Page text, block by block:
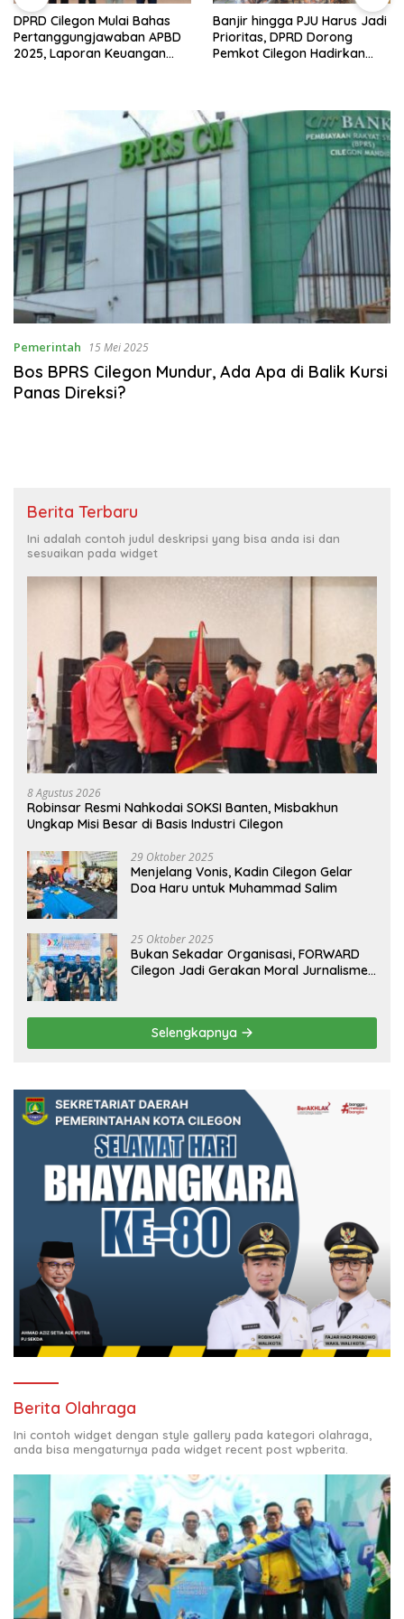
DPRD Cilegon Mulai Bahas
Pertanggungjawaban APBD
2025, Laporan Keuangan
Banjir hingga PJU Harus Jadi
Prioritas, DPRD Dorong
Pemkot Cilegon Hadirkan
Pemerintah 15 Mei 2025
Bos BPRS Cilegon Mundur, Ada Apa di Balik Kursi
Panas Direksi?
Berita Terbaru
Ini adalah contoh judul deskripsi yang bisa anda isi dan
sesuaikan pada widget
8 Agustus 2026
Robinsar Resmi Nahkodai SOKSI Banten, Misbakhun
Ungkap Misi Besar di Basis Industri Cilegon
29 Oktober 2025
Menjelang Vonis, Kadin Cilegon Gelar
Doa Haru untuk Muhammad Salim
25 Oktober 2025
Bukan Sekadar Organisasi, FORWARD
Cilegon Jadi Gerakan Moral Jurnalisme
Selengkapnya
Berita Olahraga
Ini contoh widget dengan style gallery pada kategori olahraga,
anda bisa mengaturnya pada widget recent post wpberita.